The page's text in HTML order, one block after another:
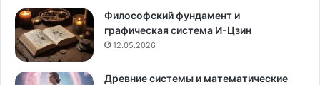
Философский фундамент и
графическая система И-Цзин
12.05.2026
Древние системы и математические